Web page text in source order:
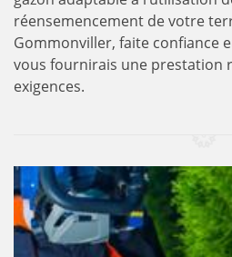
réensemencement de votre
Gommonviller, faite confiance
vous fournirais une prestation
exigences.